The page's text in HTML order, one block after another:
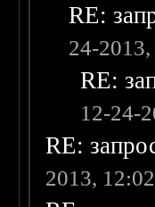
RE:
24-
RE:
12-24-
RE:
2013,